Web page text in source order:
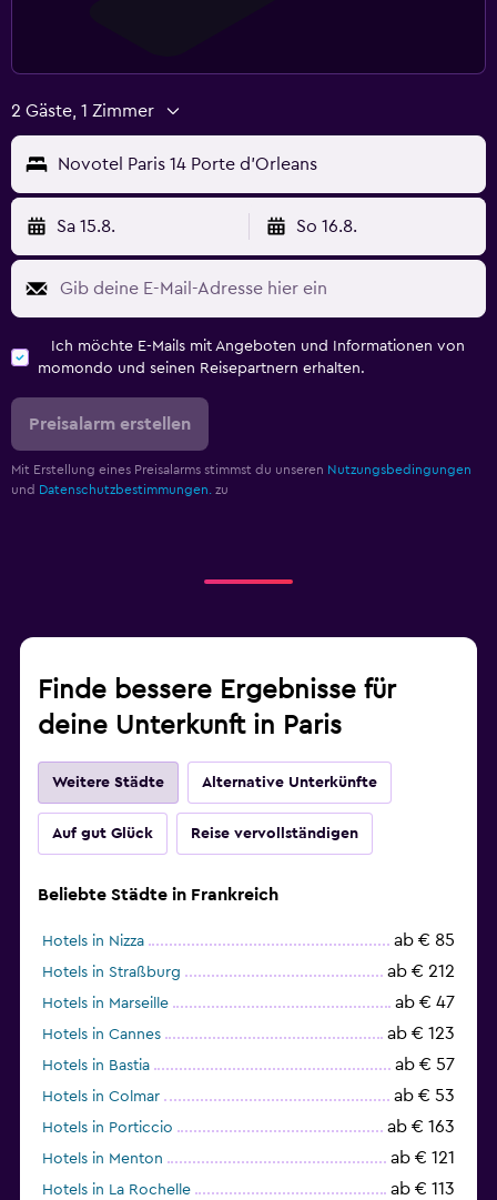
2 Gäste, 1 Zimmer
Novotel Paris 14 Porte d'Orleans
Sa 15.8. So 16.8.
Ich möchte E-Mails mit Angeboten und Informationen von
momondo und seinen Reisepartnern erhalten.
Preisalarm erstellen
Mit Erstellung eines Preisalarms stimmst du unseren Nutzungsbedingungen
und Datenschutzbestimmungen. zu
Finde bessere Ergebnisse für
deine Unterkunft in Paris
Weitere Städte Alternative Unterkünfte
Auf gut Glück Reise vervollständigen
Beliebte Städte in Frankreich
Hotels in Nizza ab € 85
Hotels in Straßburg ab € 212
Hotels in Marseille ab € 47
Hotels in Cannes ab € 123
Hotels in Bastia ab € 57
Hotels in Colmar ab € 53
Hotels in Porticcio ab € 163
Hotels in Menton ab € 121
Hotels in La Rochelle ab € 113